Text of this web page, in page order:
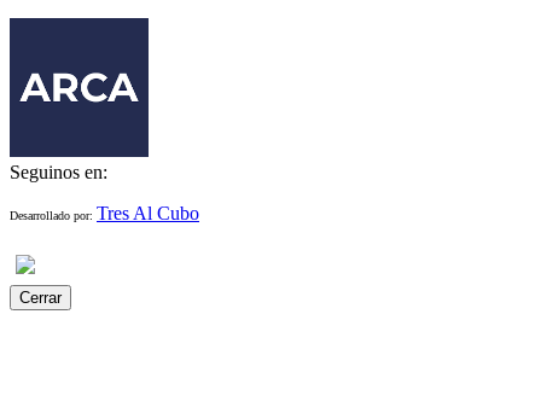
Seguinos en:
Desarrollado por: Tres Al Cubo
Cerrar